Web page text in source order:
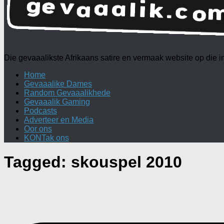
Die gevaaalikste Afrikaans satire en vermaak website op die
Home
Gevaaalike Dames
Random Gevaaalikhede
Gevaaalik Gaming
Podcasts
Adverteer en Media
Oor ons
KONTak ons
Tagged: skouspel 2010